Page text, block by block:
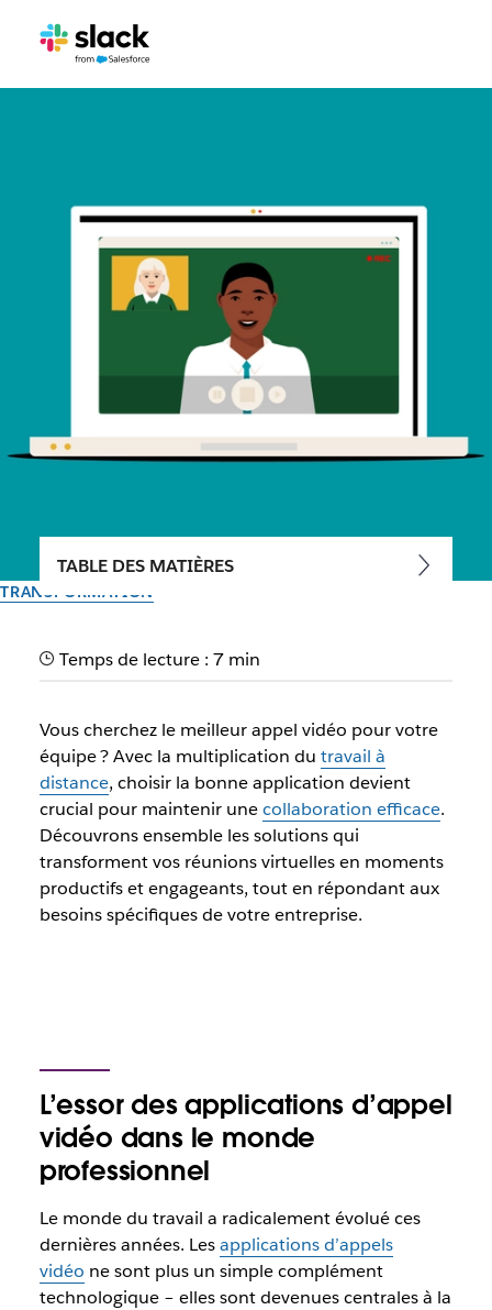
TRANSFORMATION
Top 5 des applications
entreprises
Les applications d’appels vidéo pro renforcent la
collaboration et la productivité grâce à des fonctions
avancées pour des réunions efficaces.
Par l’équipe Slack
28 octobre 2025
TABLE DES MATIÈRES
Temps de lecture : 7 min
Vous cherchez le meilleur appel vidéo pour votre
équipe ? Avec la multiplication du travail à
distance, choisir la bonne application devient
crucial pour maintenir unecollaboration efficace.
Découvrons ensemble les solutions qui
transforment vos réunions virtuelles en moments
productifs et engageants, tout en répondant aux
besoins spécifiques de votre entreprise.
L’essor des applications d’appel
vidéo dans le monde
professionnel
Le monde du travail a radicalement évolué ces
dernières années. Lesapplications d’appels
vidéo ne sont plus un simple complément
technologique – elles sont devenues centrales à la